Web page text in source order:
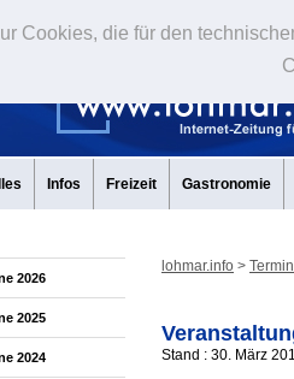
Cookies, die für den
Infos Freizeit Gastronomie
2026
2025
2024
lohmar.info >
Stand : 30. März